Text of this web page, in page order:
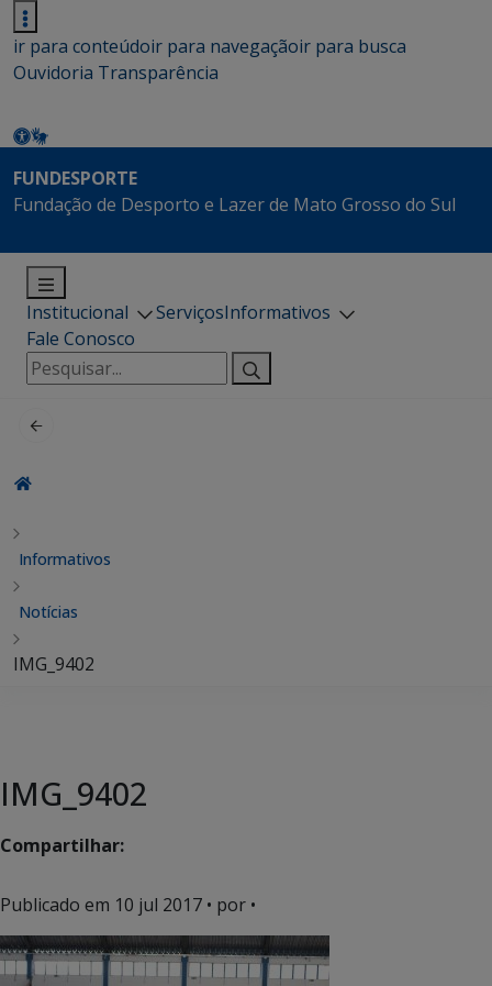
ir para conteúdoir para navegaçãoir para busca
Ouvidoria Transparência
FUNDESPORTE
Fundação de Desporto e Lazer de Mato Grosso do Sul
Institucional ServiçosInformativos
Fale Conosco
Pesquisar
por:
Informativos
Notícias
IMG_9402
IMG_9402
Compartilhar:
Publicado em 10 jul 2017 • por •